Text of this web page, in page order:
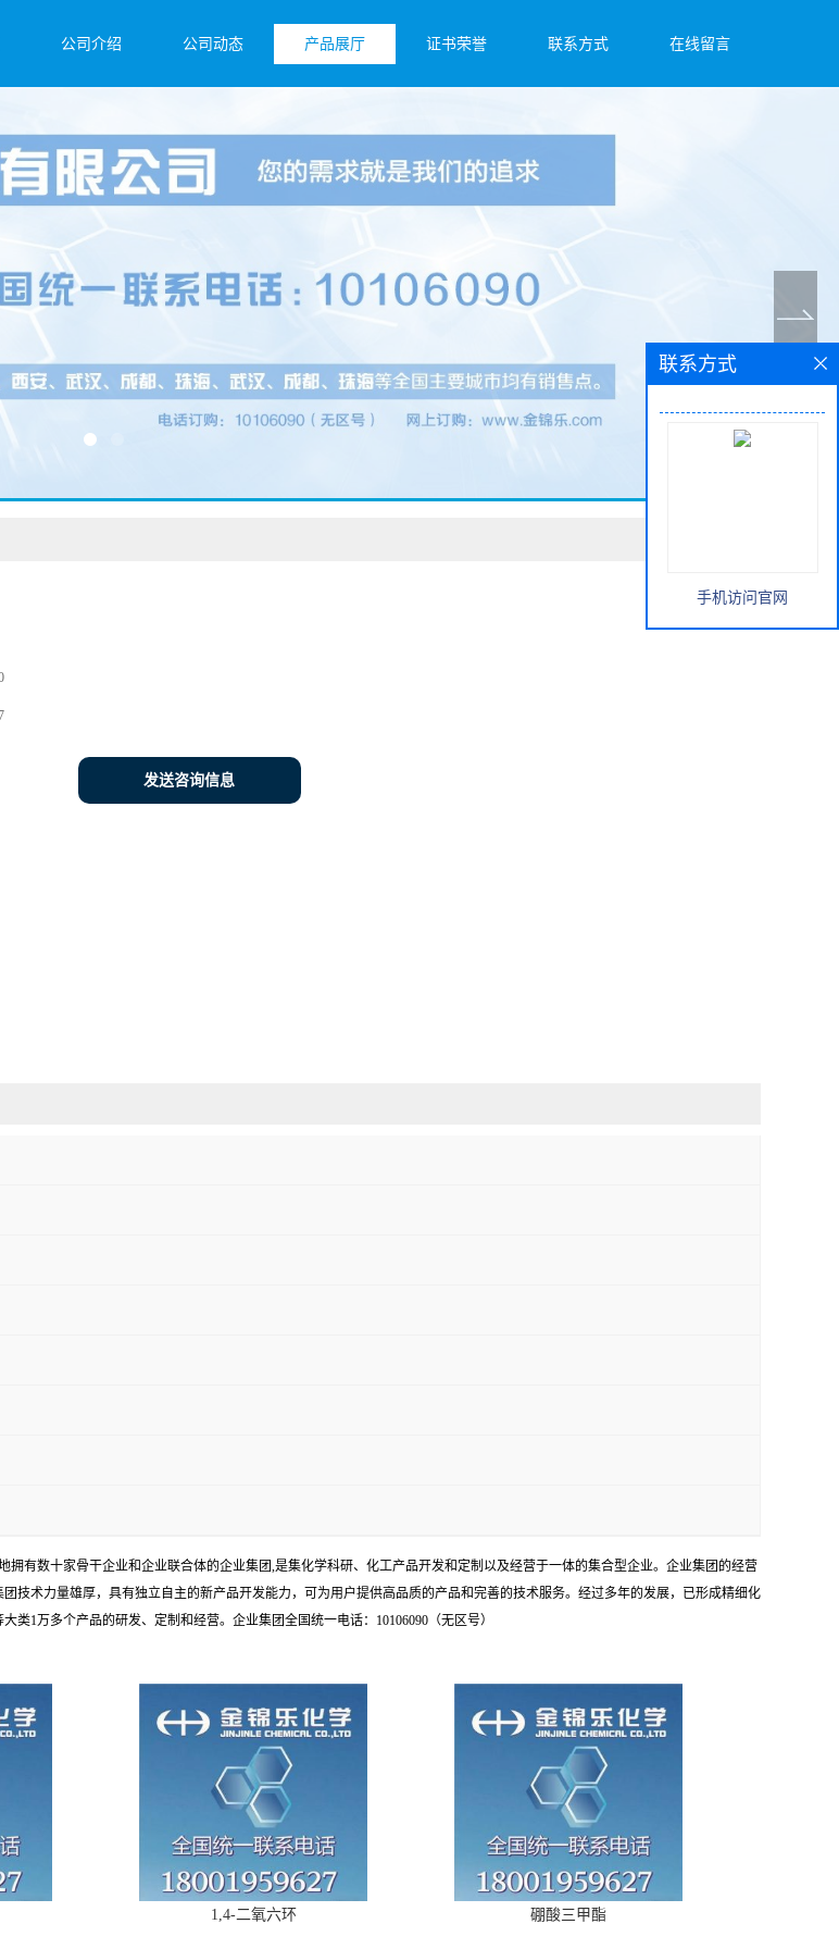
公司介绍 公司动态 产品展厅 证书荣誉 联系方式 在线留言
发送咨询信息
有数十家骨干企业和企业联合体的企业集团,是集化学科研、化工产品开发和定制以及经营于一体的集合型企业。企业集团的经营
技术力量雄厚，具有独立自主的新产品开发能力，可为用户提供高品质的产品和完善的技术服务。经过多年的发展，已形成精细化
1万多个产品的研发、定制和经营。企业集团全国统一电话：10106090（无区号）
1,4-二氧六环 硼酸三甲酯
联系方式
手机访问官网